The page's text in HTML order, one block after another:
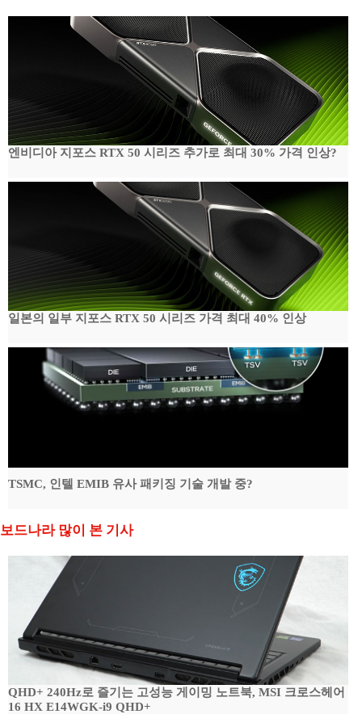
엔비디아 지포스 RTX 50 시리즈 추가로 최대 30% 가격 인상?
일본의 일부 지포스 RTX 50 시리즈 가격 최대 40% 인상
TSMC, 인텔 EMIB 유사 패키징 기술 개발 중?
보드나라 많이 본 기사
QHD+ 240Hz로 즐기는 고성능 게이밍 노트북, MSI 크로스헤어
16 HX E14WGK-i9 QHD+